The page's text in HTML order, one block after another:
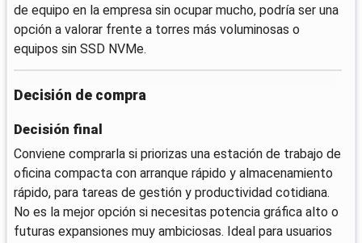
de equipo en la empresa sin ocupar mucho, podría ser una
opción a valorar frente a torres más voluminosas o
equipos sin SSD NVMe.
Decisión de compra
Decisión final
Conviene comprarla si priorizas una estación de trabajo de
oficina compacta con arranque rápido y almacenamiento
rápido, para tareas de gestión y productividad cotidiana.
No es la mejor opción si necesitas potencia gráfica alto o
futuras expansiones muy ambiciosas. Ideal para usuarios